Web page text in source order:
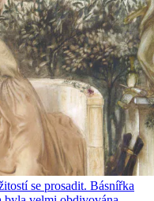
se prosadit. Básnířka